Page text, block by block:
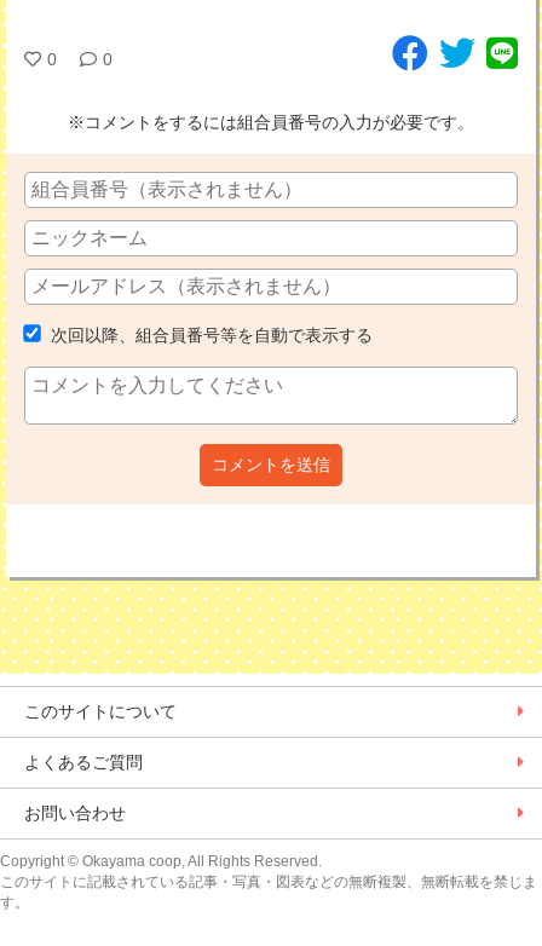
0 0
※コメントをするには組合員番号の入力が必要です。
次回以降、組合員番号等を自動で表示する
コメントを送信
このサイトについて
よくあるご質問
お問い合わせ
Copyright© Okayama coop, All Rights Reserved.
このサイトに記載されている記事・写真・図表などの無断複製、無断転載を禁じま
す。